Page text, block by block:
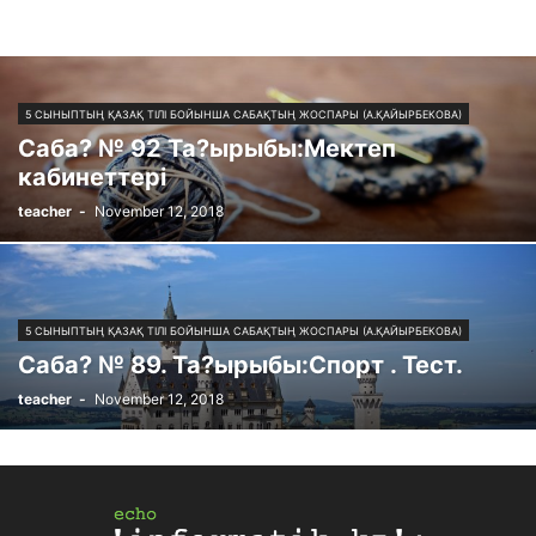
5 СЫНЫПТЫҢ ҚАЗАҚ ТІЛІ БОЙЫНША САБАҚТЫҢ ЖОСПАРЫ (А.ҚАЙЫРБЕКОВА)
Саба? № 92 Та?ырыбы:Мектеп
кабинеттері
teacher - November 12, 2018
5 СЫНЫПТЫҢ ҚАЗАҚ ТІЛІ БОЙЫНША САБАҚТЫҢ ЖОСПАРЫ (А.ҚАЙЫРБЕКОВА)
Саба? № 89. Та?ырыбы:Спорт . Тест.
teacher - November 12, 2018